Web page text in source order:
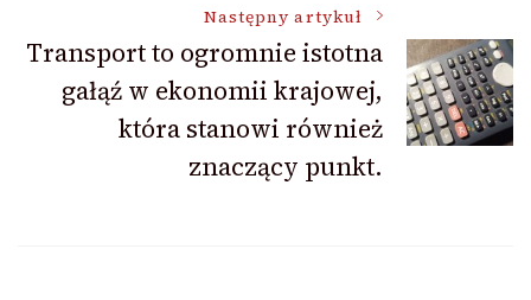
Następny artykuł
Transport to ogromnie istotna
gałąź w ekonomii krajowej,
która stanowi również
znaczący punkt.